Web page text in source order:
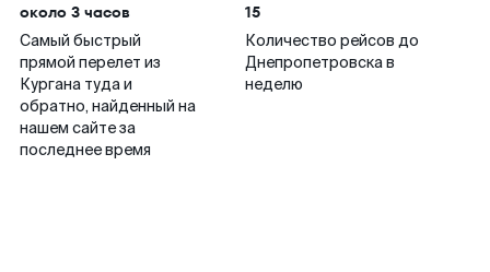
около 3 часов
Самый быстрый
прямой перелет из
Кургана туда и
обратно, найденный на
нашем сайте за
последнее время
15
Количество рейсов до
Днепропетровска в
неделю